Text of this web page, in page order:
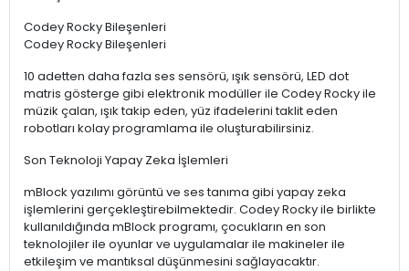
Codey Rocky Bileşenleri
Codey Rocky Bileşenleri
10 adetten daha fazla ses sensörü, ışık sensörü, LED dot
matris gösterge gibi elektronik modüller ile Codey Rocky ile
müzik çalan, ışık takip eden, yüz ifadelerini taklit eden
robotları kolay programlama ile oluşturabilirsiniz.
Son Teknoloji Yapay Zeka İşlemleri
mBlock yazılımı görüntü ve ses tanıma gibi yapay zeka
işlemlerini gerçekleştirebilmektedir. Codey Rocky ile birlikte
kullanıldığında mBlock programı, çocukların en son
teknolojiler ile oyunlar ve uygulamalar ile makineler ile
etkileşim ve mantıksal düşünmesini sağlayacaktır.